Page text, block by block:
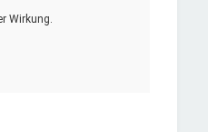
Wirkung.